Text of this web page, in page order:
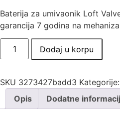
Baterija za umivaonik Loft
garancija 7 godina na
Baterija
umivaonik
količina
Dodaj u korpu
SKU 3273427badd3 Kategorije:
Opis
Dodatne